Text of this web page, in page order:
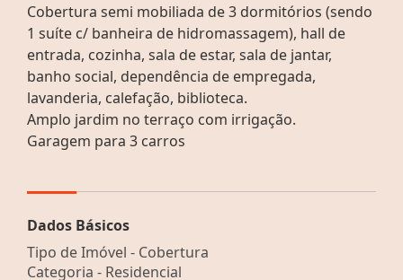
Cobertura semi mobiliada de 3 dormitórios (sendo
1 suíte c/ banheira de hidromassagem), hall de
entrada, cozinha, sala de estar, sala de jantar,
banho social, dependência de empregada,
lavanderia, calefação, biblioteca.
Amplo jardim no terraço com irrigação.
Garagem para 3 carros
Dados Básicos
Tipo de Imóvel - Cobertura
Categoria - Residencial